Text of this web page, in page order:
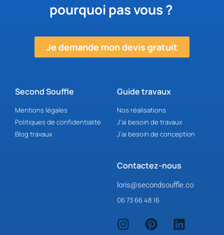
pourquoi pas vous ?
Je demande mon devis gratuit
Guide travaux
Nos réalisations
J'ai besoin de travaux
J'ai besoin de conception
Second Souffle
Mentions légales
Politiques de confidentialité
Blog travaux
Contactez-nous
loris@secondsouffle.co
06 73 66 48 16